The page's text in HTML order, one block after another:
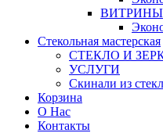
ВИТРИНЫ
Стекольная мастерская
СТЕКЛО И
УСЛУГИ
Скинали из
Корзина
О Нас
Контакты